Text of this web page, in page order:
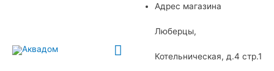
Главное
Адрес магазина
Люберцы,
Котельническая, д.4 стр.1